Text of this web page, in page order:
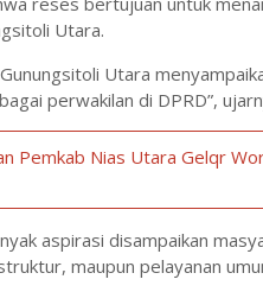
Utara.
Utara
perwakilan di DPRD”,
Pemkab Nias Utara Gelqr
aspirasi disampaikan
maupun pelayanan